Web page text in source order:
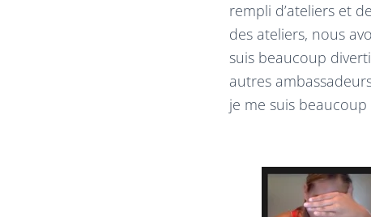
rempli d’ateliers et
des ateliers, nous
suis beaucoup
autres
je me suis